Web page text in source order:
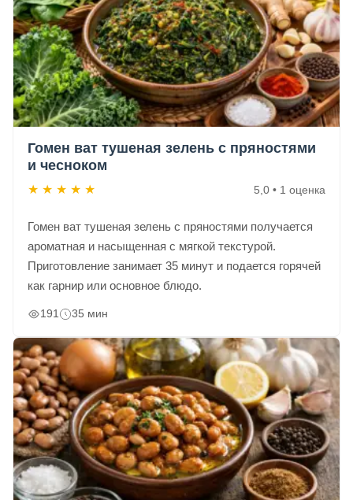
Гомен ват тушеная зелень с пряностями
и чесноком
★ ★ ★ ★ ★ 5,0 • 1 оценка
Гомен ват тушеная зелень с пряностями получается
ароматная и насыщенная с мягкой текстурой.
Приготовление занимает 35 минут и подается горячей
как гарнир или основное блюдо.
191 35 мин